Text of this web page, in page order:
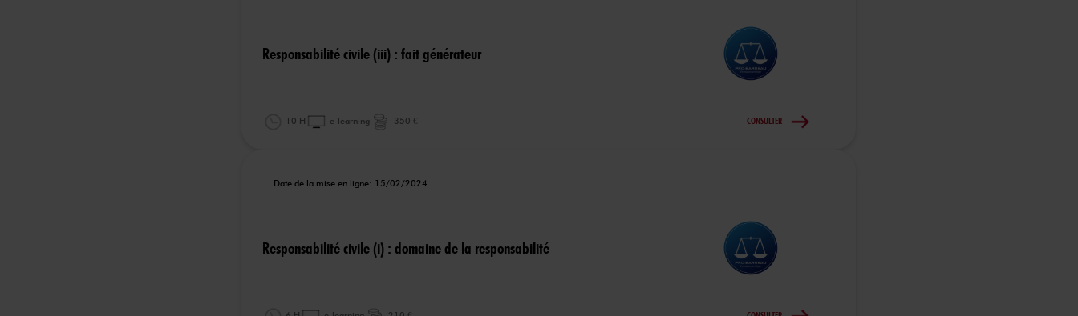
Responsabilité civile (iii) : fait générateur
10 H e-learning 350 € CONSULTER
Date de la mise en ligne: 15/02/2024
Responsabilité civile (i) : domaine de la responsabilité